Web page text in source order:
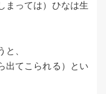
まっては）ひなは生
、
出てこられる）とい